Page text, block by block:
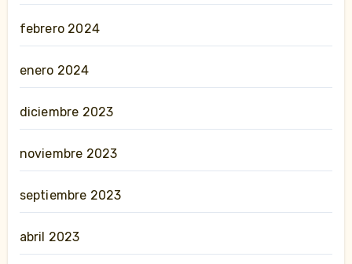
febrero 2024
enero 2024
diciembre 2023
noviembre 2023
septiembre 2023
abril 2023